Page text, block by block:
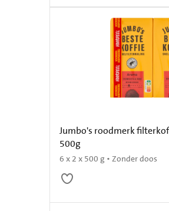
Jumbo's roodmerk
500g
6 x 2 x 500 g • Zonder doos